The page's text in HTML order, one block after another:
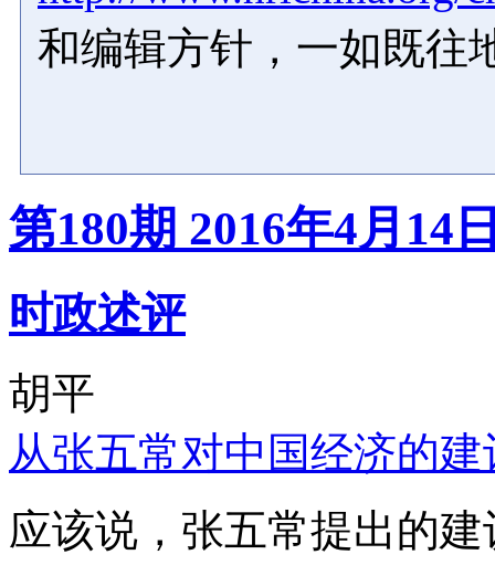
和编辑方针，一如既往
第180期 2016年4月14
时政述评
胡平
从张五常对中国经济的
应该说，张五常提出的